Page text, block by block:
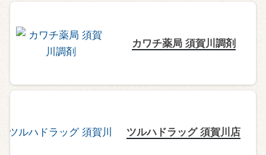
カワチ薬局 須賀川調剤
ツルハドラッグ 須賀川店